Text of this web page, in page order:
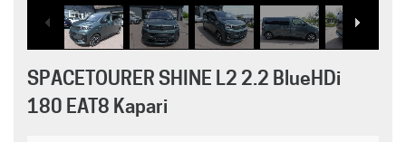
SPACETOURER SHINE L2 2.2 BlueHDi
180 EAT8 Kapari